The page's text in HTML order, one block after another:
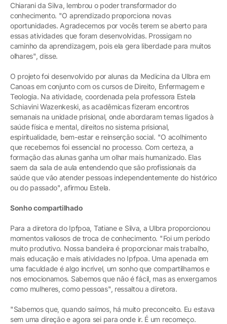
Chiarani da Silva, lembrou o poder transformador do
conhecimento. "O aprendizado proporciona novas
oportunidades. Agradecemos por vocês terem se aberto para
essas atividades que foram desenvolvidas. Prossigam no
caminho da aprendizagem, pois ela gera liberdade para muitos
olhares", disse.
O projeto foi desenvolvido por alunas da Medicina da Ulbra em
Canoas em conjunto com os cursos de Direito, Enfermagem e
Teologia. Na atividade, coordenada pela professora Estela
Schiavini Wazenkeski, as acadêmicas fizeram encontros
semanais na unidade prisional, onde abordaram temas ligados à
saúde física e mental, direitos no sistema prisional,
espiritualidade, bem-estar e reinserção social. "O acolhimento
que recebemos foi essencial no processo. Com certeza, a
formação das alunas ganha um olhar mais humanizado. Elas
saem da sala de aula entendendo que são profissionais da
saúde que vão atender pessoas independentemente do histórico
ou do passado", afirmou Estela.
Sonho compartilhado
Para a diretora do Ipfpoa, Tatiane e Silva, a Ulbra proporcionou
momentos valiosos de troca de conhecimento. "Foi um período
muito produtivo. Nossa bandeira é proporcionar mais trabalho,
mais educação e mais atividades no Ipfpoa. Uma apenada em
uma faculdade é algo incrível, um sonho que compartilhamos e
nos emocionamos. Sabemos que não é fácil, mas as enxergamos
como mulheres, como pessoas", ressaltou a diretora.
"Sabemos que, quando saímos, há muito preconceito. Eu estava
sem uma direção e agora sei para onde ir. É um recomeço.